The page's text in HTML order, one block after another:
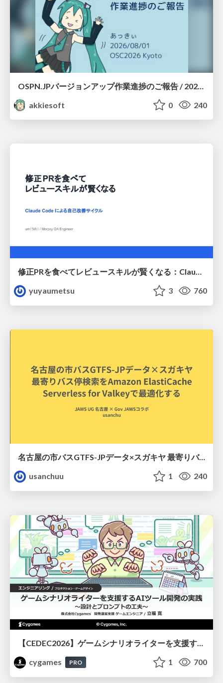
akkiesoft
0 240
修正PRを食べてレビュースキルが賢くなる：Claude Codeによる自己改善サイクル
yuyaumetsu
3 760
名古屋の市バスGTFS-JPデータ×スガキヤ 最寄りバス停検索をAmazon ElastiCache Serverless for Valkeyで最適化する
usanchuu
1 240
cygames
PRO 1 700